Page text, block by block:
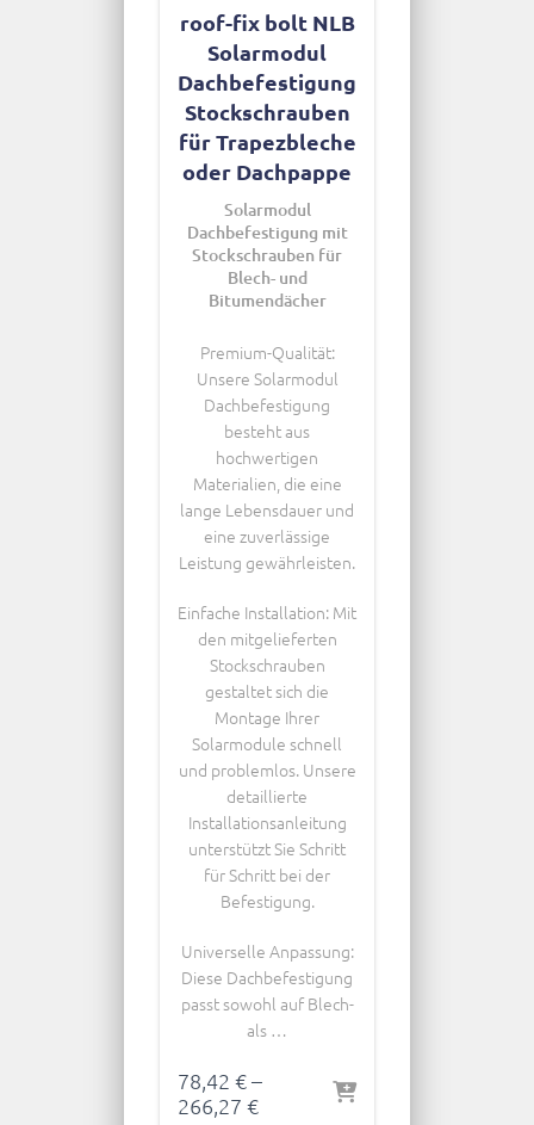
roof-fix bolt NLB
Solarmodul
Dachbefestigung
Stockschrauben
für Trapezbleche
oder Dachpappe
Solarmodul
Dachbefestigung mit
Stockschrauben für
Blech- und
Bitumendächer
Premium-Qualität:
Unsere Solarmodul
Dachbefestigung
besteht aus
hochwertigen
Materialien, die eine
lange Lebensdauer und
eine zuverlässige
Leistung gewährleisten.
Einfache Installation: Mit
den mitgelieferten
Stockschrauben
gestaltet sich die
Montage Ihrer
Solarmodule schnell
und problemlos. Unsere
detaillierte
Installationsanleitung
unterstützt Sie Schritt
für Schritt bei der
Befestigung.
Universelle Anpassung:
Diese Dachbefestigung
passt sowohl auf Blech-
als …
78,42 €–
266,27 €